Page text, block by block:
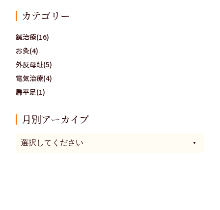
カテゴリー
鍼治療(16)
お灸(4)
外反母趾(5)
電気治療(4)
扁平足(1)
月別アーカイブ